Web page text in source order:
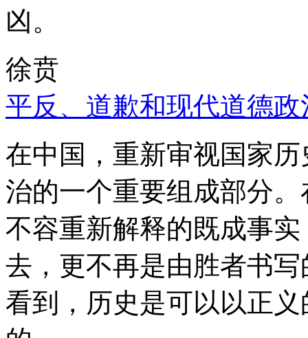
凶。
徐贲
平反、道歉和现代道德政
在中国，重新审视国家
治的一个重要组成部分
不容重新解释的既成事
去，更不再是由胜者书
看到，历史是可以以正